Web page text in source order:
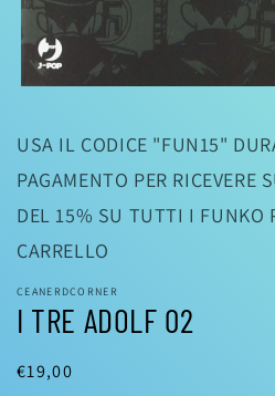
1
finestra
modale
USA IL CODICE "FUN15"
PAGAMENTO PER RICEVERE
DEL 15% SU TUTTI I FUNKO
CARRELLO
CEANERDCORNER
I TRE ADOLF 02
Prezzo
€19,00